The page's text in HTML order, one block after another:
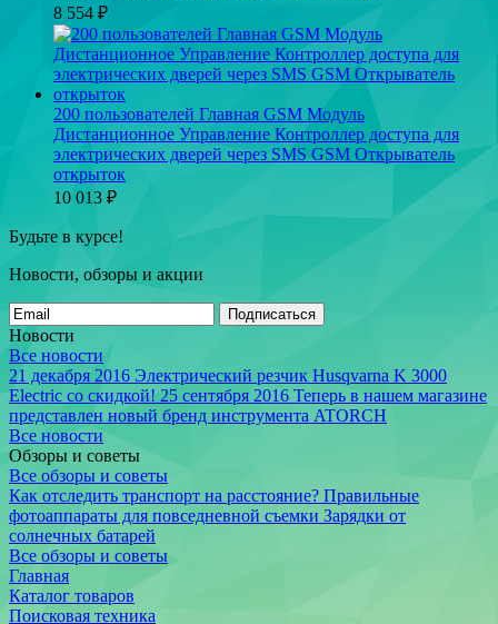
8 554 ₽
200 пользователей Главная GSM Модуль
Дистанционное Управление Контроллер доступа для
электрических дверей через SMS GSM Открыватель
открыток
10 013 ₽
Будьте в курсе!
Новости, обзоры и акции
Подписаться
Новости
Все новости
21 декабря 2016 Электрический резчик Husqvarna K 3000
Electric со скидкой! 25 сентября 2016 Теперь в нашем магазине
представлен новый бренд инструмента ATORCH
Все новости
Обзоры и советы
Все обзоры и советы
Как отследить транспорт на расстояние? Правильные
фотоаппараты для повседневной съемки Зарядки от
солнечных батарей
Все обзоры и советы
Главная
Каталог товаров
Поисковая техника